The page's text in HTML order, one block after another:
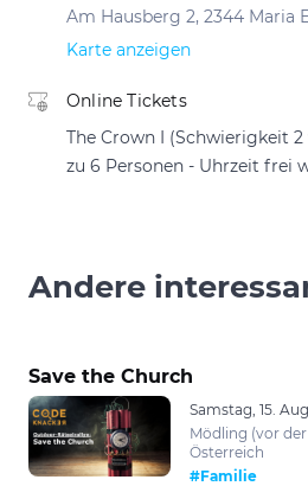
Am Hausberg 2, 2344 Maria
Karte anzeigen
Online Tickets
The Crown I (Schwierigkeit
zu 6 Personen - Uhrzeit frei
Andere
Save the Church
Samstag, 15.
Mödling (vor
Österreich
#Familie